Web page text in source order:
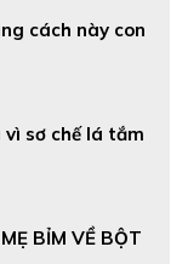
cách này con
sơ chế lá tắm
BỈM VỀ BỘT